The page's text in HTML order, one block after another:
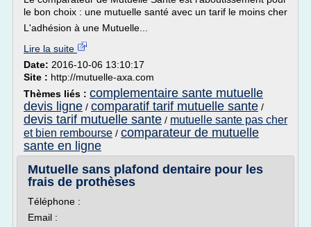
le bon choix : une mutuelle santé avec un tarif le moins cher
L'adhésion à une Mutuelle...
Lire la suite
Date: 2016-10-06 13:10:17
Site : http://mutuelle-axa.com
Thèmes liés : complementaire sante mutuelle
devis ligne / comparatif tarif mutuelle sante /
devis tarif mutuelle sante / mutuelle sante pas cher
et bien rembourse / comparateur de mutuelle
sante en ligne
Mutuelle sans plafond dentaire pour les
frais de prothèses
Téléphone :
Email :